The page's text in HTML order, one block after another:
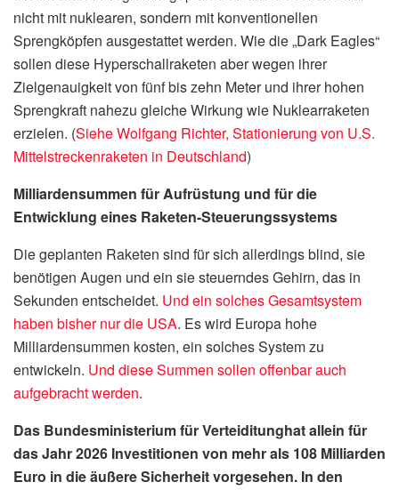
nicht mit nuklearen, sondern mit konventionellen
Sprengköpfen ausgestattet werden. Wie die „Dark Eagles“
sollen diese Hyperschallraketen aber wegen ihrer
Zielgenauigkeit von fünf bis zehn Meter und ihrer hohen
Sprengkraft nahezu gleiche Wirkung wie Nuklearraketen
erzielen. (Siehe Wolfgang Richter, Stationierung von U.S.
Mittelstreckenraketen in Deutschland)
Milliardensummen für Aufrüstung und für die
Entwicklung eines Raketen-Steuerungssystems
Die geplanten Raketen sind für sich allerdings blind, sie
benötigen Augen und ein sie steuerndes Gehirn, das in
Sekunden entscheidet. Und ein solches Gesamtsystem
haben bisher nur die USA. Es wird Europa hohe
Milliardensummen kosten, ein solches System zu
entwickeln. Und diese Summen sollen offenbar auch
aufgebracht werden.
Das Bundesministerium für Verteiditunghat allein für
das Jahr 2026 Investitionen von mehr als 108 Milliarden
Euro in die äußere Sicherheit vorgesehen. In den